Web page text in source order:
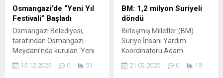
verdi. 2002’de 26 aktif
havalimanı varken, kapsamlı
yenilemeler ve yeni
yatırımlarla bu sayının 58’e
çıkarıldığını belirten...
Osmangazi’de “Yeni Yıl
Festivali” Başladı
Osmangazi Belediyesi,
tarafından Osmangazi
Meydanı’nda kurulan ‘Yeni
Yıl Festivali’ alanında
birbirinden renkli etkinliklerle
15.12.2025 0 51
BM: 1,2 milyon Suriyeli
döndü
Birleşmiş Milletler (BM)
Suriye İnsani Yardım
Koordinatörü Adam
Abdelmoula, New York'taki
BM Genel Merkezi'nde
21.03.2025 0 19